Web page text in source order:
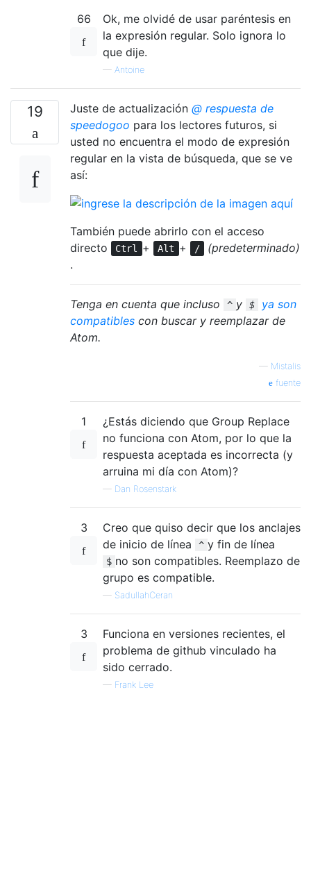
66
Ok, me olvidé de usar paréntesis en
la expresión regular. Solo ignora lo
que dije.
— Antoine
19 Juste de actualización @ respuesta de
speedogoo para los lectores futuros, si
usted no encuentra el modo de expresión
regular en la vista de búsqueda, que se ve
así:
También puede abrirlo con el acceso
directo
Ctrl + Alt + /
(predeterminado)
.
Tenga en cuenta que incluso ^ y $
ya son
compatibles con buscar y reemplazar de
Atom.
— Mistalis
fuente
1
¿Estás diciendo que Group Replace
no funciona con Atom, por lo que la
respuesta aceptada es incorrecta (y
arruina mi día con Atom)?
— Dan Rosenstark
3
Creo que quiso decir que los anclajes
de inicio de línea
^ y fin de línea
$ no son compatibles. Reemplazo de
grupo es compatible.
— SadullahCeran
3
Funciona en versiones recientes, el
problema de github vinculado ha
sido cerrado.
— Frank Lee